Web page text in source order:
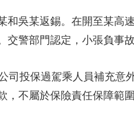
全民健康 顏選攻略 海洋
吳某返錫。在開至某高
警部門認定，小張負事故
投保過駕乘人員補充意
不屬於保險責任保障範